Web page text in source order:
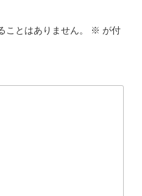
ことはありません。 ※ が付